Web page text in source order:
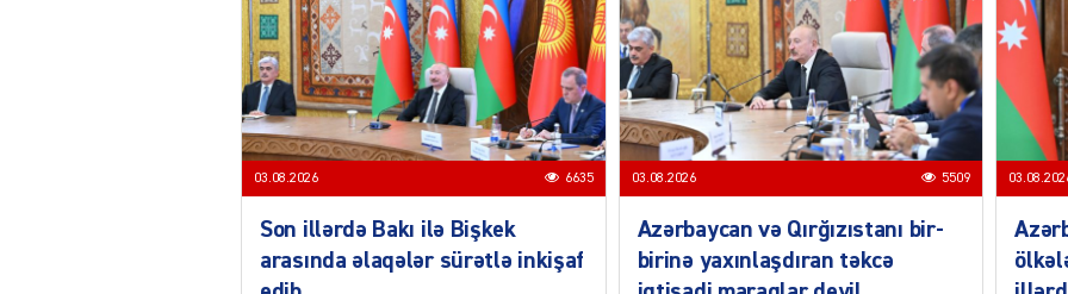
ŞOU-
03.08.2026 6635
Son illərdə Bakı ilə Bişkek
arasında əlaqələr sürətlə inkişaf
03.08.2026 5509
Azərbaycan və Qırğızıstanı bir-
birinə yaxınlaşdıran təkcə